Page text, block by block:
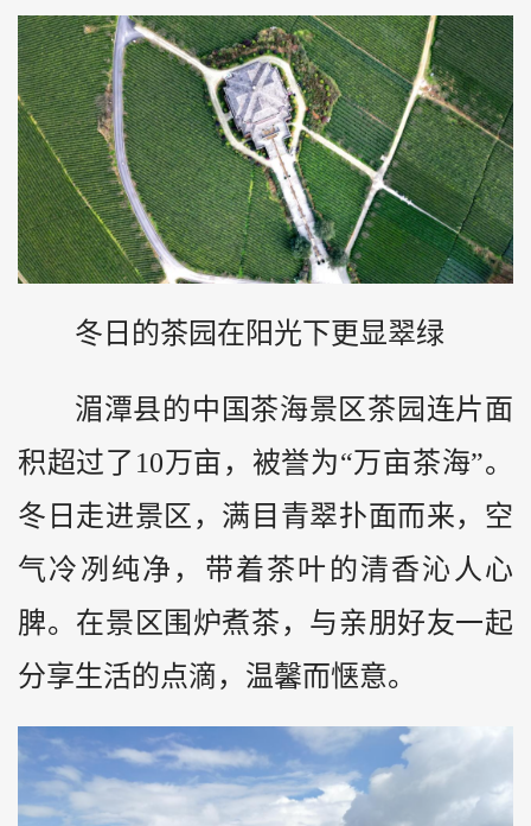
冬日的茶园在阳光下更显翠绿
湄潭县的中国茶海景区茶园连片面
积超过了10万亩，被誉为“万亩茶海”。
冬日走进景区，满目青翠扑面而来，空
气冷冽纯净，带着茶叶的清香沁人心
脾。在景区围炉煮茶，与亲朋好友一起
分享生活的点滴，温馨而惬意。